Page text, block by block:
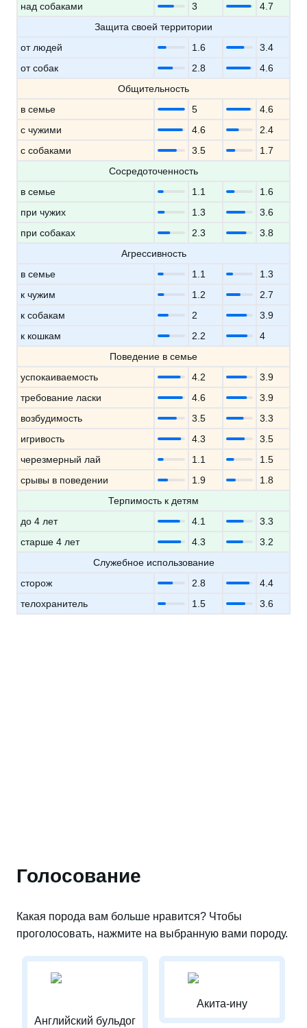
над собаками
3
4.7
Защита своей территории
от людей
1.6
3.4
от собак
2.8
4.6
Общительность
в семье
5
4.6
с чужими
4.6
2.4
с собаками
3.5
1.7
Сосредоточенность
в семье
1.1
1.6
при чужих
1.3
3.6
при собаках
2.3
3.8
Агрессивность
в семье
1.1
1.3
к чужим
1.2
2.7
к собакам
2
3.9
к кошкам
2.2
4
Поведение в семье
успокаиваемость
4.2
3.9
требование ласки
4.6
3.9
возбудимость
3.5
3.3
игривость
4.3
3.5
черезмерный лай
1.1
1.5
срывы в поведении
1.9
1.8
Терпимость к детям
до 4 лет
4.1
3.3
старше 4 лет
4.3
3.2
Служебное использование
сторож
2.8
4.4
телохранитель
1.5 3.6
Голосование
Какая порода вам больше нравится? Чтобы
проголосовать, нажмите на выбранную вами породу.
Английский бульдог
Акита-ину